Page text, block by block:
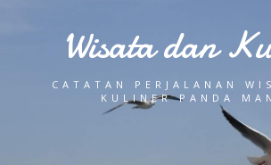
Wisata dan
CATATAN PERJALANAN
KULINER PANDA